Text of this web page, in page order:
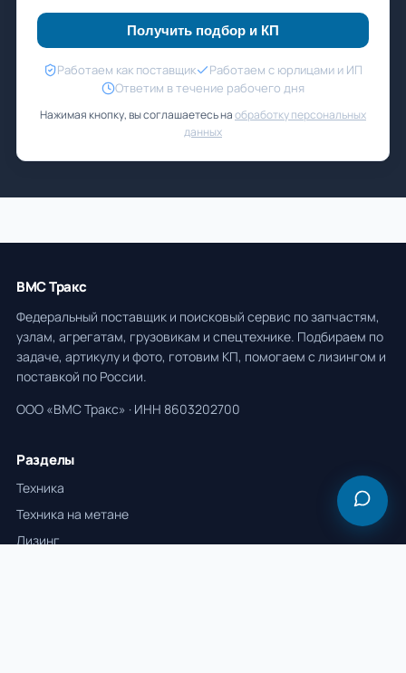
Получить подбор и КП
Работаем как поставщик
Работаем с юрлицами и ИП
Ответим в течение рабочего дня
Нажимая кнопку, вы соглашаетесь наобработку персональных
данных
ВМС Тракс
Федеральный поставщик и поисковый сервис по запчастям,
узлам, агрегатам, грузовикам и спецтехнике. Подбираем по
задаче, артикулу и фото, готовим КП, помогаем с лизингом и
поставкой по России.
ООО «ВМС Тракс» · ИНН 8603202700
Разделы
Техника
Техника на метане
Лизинг